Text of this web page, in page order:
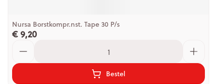
Nursa Borstkompr.nst. Tape 30 P/s
€ 9,20
Bestel